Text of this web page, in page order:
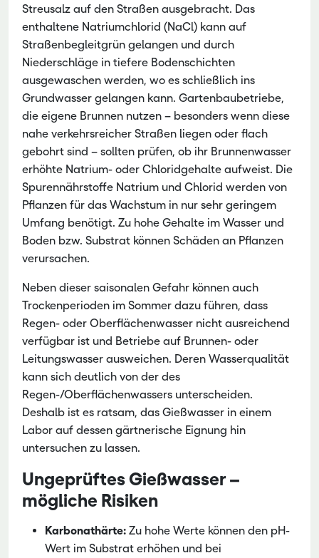
Streusalz auf den Straßen ausgebracht. Das
enthaltene Natriumchlorid (NaCl) kann auf
Straßenbegleitgrün gelangen und durch
Niederschläge in tiefere Bodenschichten
ausgewaschen werden, wo es schließlich ins
Grundwasser gelangen kann. Gartenbaubetriebe,
die eigene Brunnen nutzen – besonders wenn diese
nahe verkehrsreicher Straßen liegen oder flach
gebohrt sind – sollten prüfen, ob ihr Brunnenwasser
erhöhte Natrium- oder Chloridgehalte aufweist. Die
Spurennährstoffe Natrium und Chlorid werden von
Pflanzen für das Wachstum in nur sehr geringem
Umfang benötigt. Zu hohe Gehalte im Wasser und
Boden bzw. Substrat können Schäden an Pflanzen
verursachen.
Neben dieser saisonalen Gefahr können auch
Trockenperioden im Sommer dazu führen, dass
Regen- oder Oberflächenwasser nicht ausreichend
verfügbar ist und Betriebe auf Brunnen- oder
Leitungswasser ausweichen. Deren Wasserqualität
kann sich deutlich von der des
Regen-/Oberflächenwassers unterscheiden.
Deshalb ist es ratsam, das Gießwasser in einem
Labor auf dessen gärtnerische Eignung hin
untersuchen zu lassen.
Ungeprüftes Gießwasser –
mögliche Risiken
Karbonathärte: Zu hohe Werte können den pH-
Wert im Substrat erhöhen und bei